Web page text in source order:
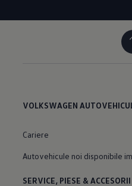
VOLKSWAGEN
Cariere
Autovehicule noi disponibile
SERVICE, PIESE & ACCESORII